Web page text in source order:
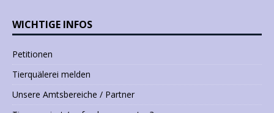
WICHTIGE INFOS
Petitionen
Tierquälerei melden
Unsere Amtsbereiche / Partner